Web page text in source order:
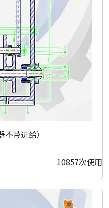
带进给）
10857次使用